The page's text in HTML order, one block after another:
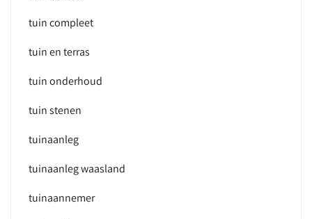
tuin compleet
tuin en terras
tuin onderhoud
tuin stenen
tuinaanleg
tuinaanleg waasland
tuinaannemer